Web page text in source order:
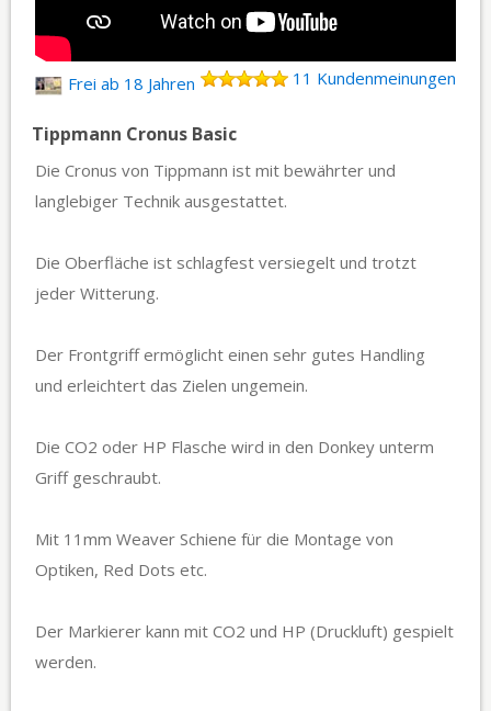
Frei ab 18 Jahren 11 Kundenmeinungen
Tippmann Cronus Basic
Die Cronus von Tippmann ist mit bewährter und
langlebiger Technik ausgestattet.
Die Oberfläche ist schlagfest versiegelt und trotzt
jeder Witterung.
Der Frontgriff ermöglicht einen sehr gutes Handling
und erleichtert das Zielen ungemein.
Die CO2 oder HP Flasche wird in den Donkey unterm
Griff geschraubt.
Mit 11mm Weaver Schiene für die Montage von
Optiken, Red Dots etc.
Der Markierer kann mit CO2 und HP (Druckluft) gespielt
werden.